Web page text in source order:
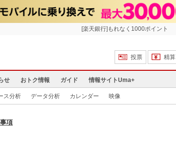
[楽天銀行]もれなく1000ポイント
投票
精算
せ おトク情報 ガイド 情報サイトUma+
ス分析 データ分析 カレンダー 映像
項